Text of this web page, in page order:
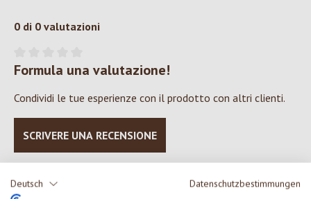
Deutsch Datenschutzbestimmungen
0 di 0 valutazioni
Valutazione media di 0 su 5 stelle
Formula una valutazione!
Condividi le tue esperienze con il prodotto con altri clienti.
SCRIVERE UNA RECENSIONE